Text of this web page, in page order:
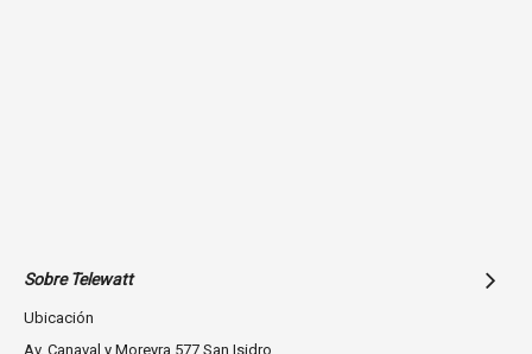
Alimentación
Convertidor A/D
Sobre Telewatt
Ubicación
Av. Canaval y Moreyra 577 San Isidro